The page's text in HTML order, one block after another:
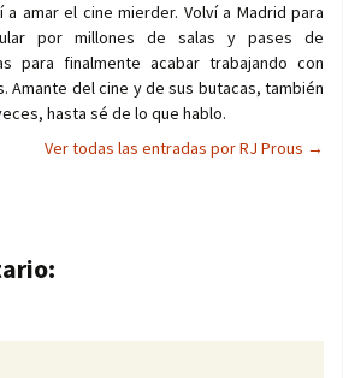
a amar el cine mierder. Volví a Madrid para
por millones de salas y pases de
para finalmente acabar trabajando con
Amante del cine y de sus butacas, también
hasta sé de lo que hablo.
Ver todas las entradas por RJ Prous →
entradas